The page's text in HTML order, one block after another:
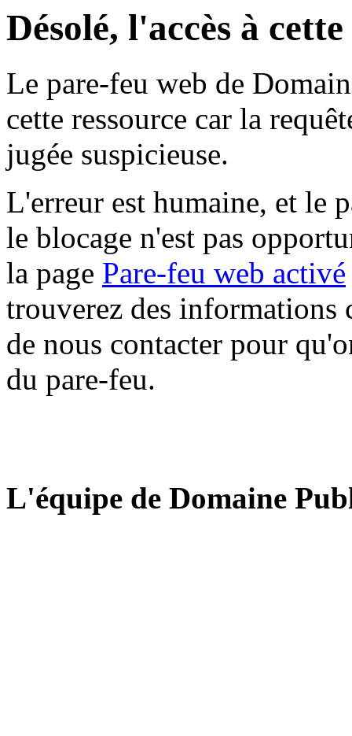
Désolé, l'accès à
Le pare-feu web de
cette ressource car la
jugée suspicieuse.
L'erreur est humaine, et le
le blocage n'est pas
la page Pare-feu web activé
trouverez des informations
de nous contacter pour
du pare-feu.
L'équipe de Domaine